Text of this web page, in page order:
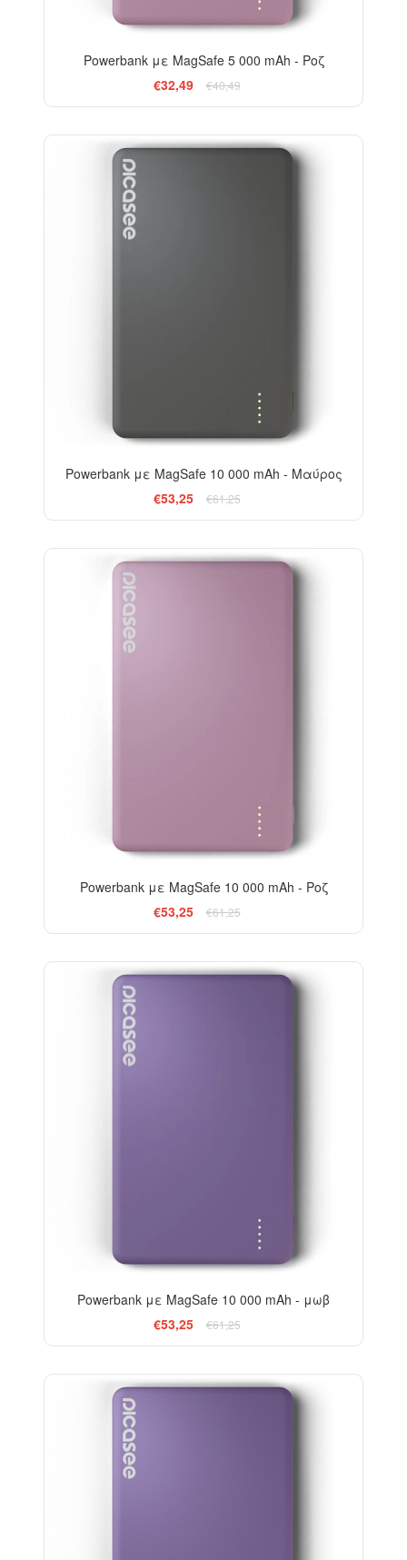
Powerbank με MagSafe 5 000 mAh - Ροζ
€32,49
€40,49
Powerbank με MagSafe 10 000 mAh - Μαύρος
€53,25
€61,25
Powerbank με MagSafe 10 000 mAh - Ροζ
€53,25
€61,25
Powerbank με MagSafe 10 000 mAh - μωβ
€53,25
€61,25